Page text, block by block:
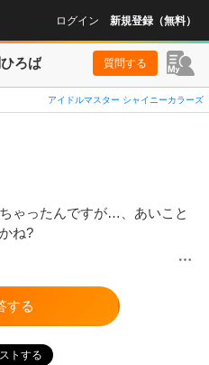
ログイン 新規登録（無料）
ろば 質問する
アイドルマスター シャイニーカラーズ
ゃったんですが…、あいこと
ね?
する
トする